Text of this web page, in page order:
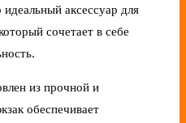
идеальный аксессуар для
сочетает в себе
из прочной и
обеспечивает